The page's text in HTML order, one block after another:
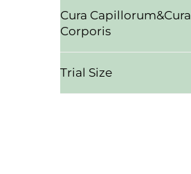
Cura Capillorum&Cura
Corporis
Trial Size